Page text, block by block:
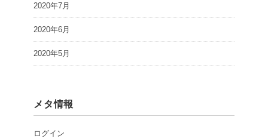
2020年7月
2020年6月
2020年5月
メタ情報
ログイン